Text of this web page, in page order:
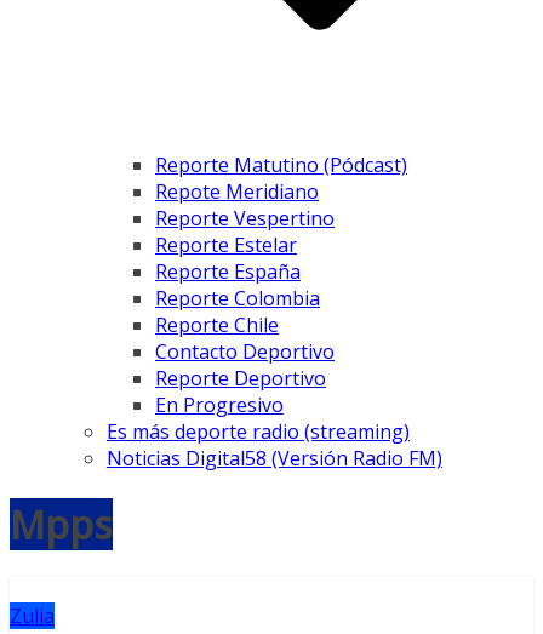
Reporte Matutino (Pódcast)
Repote Meridiano
Reporte Vespertino
Reporte Estelar
Reporte España
Reporte Colombia
Reporte Chile
Contacto Deportivo
Reporte Deportivo
En Progresivo
Es más deporte radio (streaming)
Noticias Digital58 (Versión Radio FM)
Mpps
Zulia